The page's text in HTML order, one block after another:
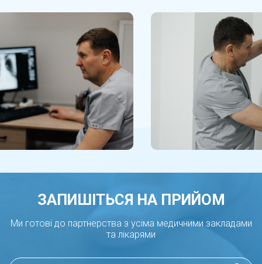
ЗАПИШІТЬСЯ НА ПРИЙОМ
Ми готові до партнерства з усіма медичними закладами
та лікарями